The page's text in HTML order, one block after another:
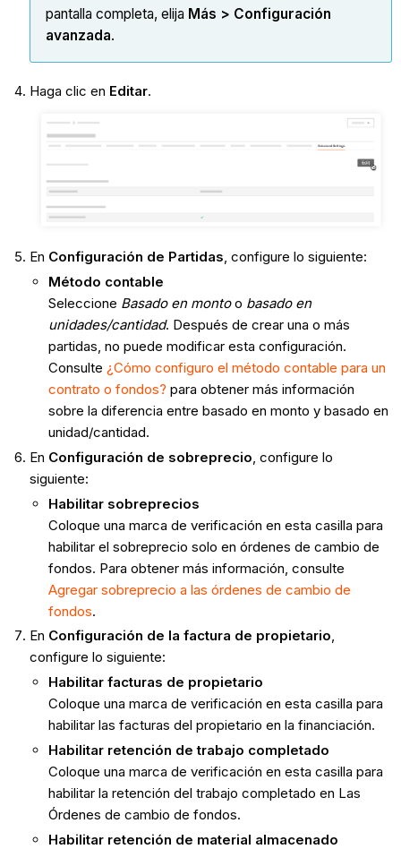
pantalla completa, elija Más > Configuración
avanzada.
Haga clic en Editar.
En Configuración de Partidas, configure lo siguiente:
Método contable
Seleccione Basado en montoo basado en
unidades/cantidad. Después de crear una o más
partidas, no puede modificar esta configuración.
Consulte ¿Cómo configuro el método contable para un
contrato o fondos? para obtener más información
sobre la diferencia entre basado en monto y basado en
unidad/cantidad.
En Configuración de sobreprecio, configure lo
siguiente:
Habilitar sobreprecios
Coloque una marca de verificación en esta casilla para
habilitar el sobreprecio solo en órdenes de cambio de
fondos. Para obtener más información, consulte
Agregar sobreprecio a las órdenes de cambio de
fondos.
En Configuración de la factura de propietario,
configure lo siguiente:
Habilitar facturas de propietario
Coloque una marca de verificación en esta casilla para
habilitar las facturas del propietario en la financiación.
Habilitar retención de trabajo completado
Coloque una marca de verificación en esta casilla para
habilitar la retención del trabajo completado en Las
Órdenes de cambio de fondos.
Habilitar retención de material almacenado